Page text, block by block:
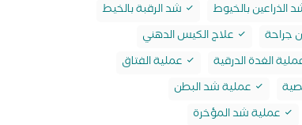
الذراعين بالخيوط
شد الرقبة بالخيط
جراحة
علاج الكيس الدهني
الغدة الدرقية
عملية الفتاق
عملية شد البطن
عملية شد المؤخرة